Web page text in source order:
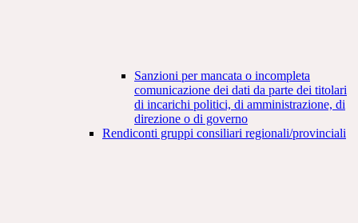
Sanzioni per mancata o incompleta
comunicazione dei dati da parte dei titolari
di incarichi politici, di amministrazione, di
direzione o di governo
Rendiconti gruppi consiliari regionali/provinciali